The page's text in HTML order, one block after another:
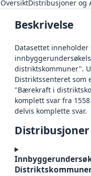
OversiktDistribusjoner og
Beskrivelse
Datasettet
distriktskommuner".
Distriktssenteret som
"Bærekraft i
komplett svar fra
delvis komplette svar.
Distribusjoner